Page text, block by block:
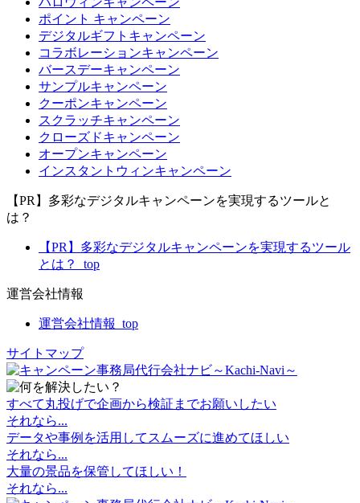
ポイント キャンペーン
デジタルギフトキャンペーン
コラボレーションキャンペーン
バースデーキャンペーン
サンプルキャンペーン
クーポンキャンペーン
スクラッチキャンペーン
クローズドキャンペーン
オープンキャンペーン
インスタントウィンキャンペーン
【PR】多彩なデジタルキャンペーンを実現するツールと
は？
【PR】多彩なデジタルキャンペーンを実現するツール
とは？_top
運営会社情報
運営会社情報_top
サイトマップ
すべて丸投げで企画から検証までお願いしたい
それなら...
データや事例を活用して スムーズに進めてほしい
それなら...
大量の景品を保管 してほしい！
それなら...